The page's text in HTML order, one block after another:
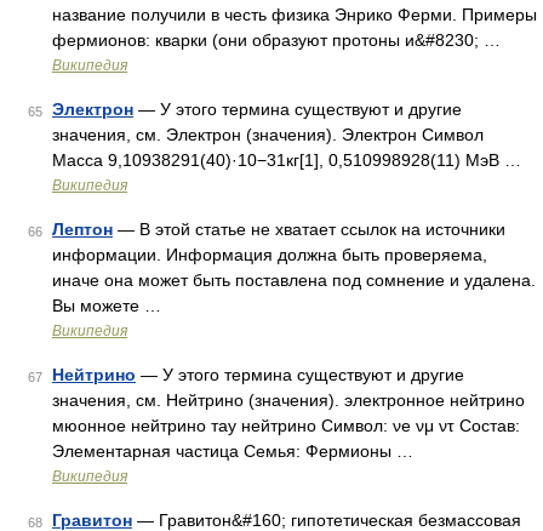
название получили в честь физика Энрико Ферми. Примеры
фермионов: кварки (они образуют протоны и&#8230; …
Википедия
65 Электрон — У этого термина существуют и другие
значения, см. Электрон (значения). Электрон Символ
Масса 9,10938291(40)·10−31кг[1], 0,510998928(11) МэВ …
Википедия
66 Лептон — В этой статье не хватает ссылок на источники
информации. Информация должна быть проверяема,
иначе она может быть поставлена под сомнение и удалена.
Вы можете …
Википедия
67 Нейтрино — У этого термина существуют и другие
значения, см. Нейтрино (значения). электронное нейтрино
мюонное нейтрино тау нейтрино Символ: νe νμ ντ Состав:
Элементарная частица Семья: Фермионы …
Википедия
68 Гравитон — Гравитон&#160; гипотетическая безмассовая